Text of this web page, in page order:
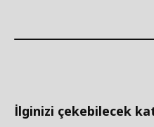
İlginizi çekebilecek